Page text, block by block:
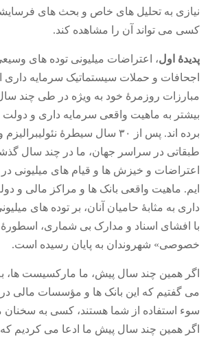
نیازی به تحلیل های خاص و بحث های
کسی می تواند آن را مشاهده کند.
پدیدۀ اول، اعتراضات میلیونی توده های
اجحافات و حملات سیستماتیک سرمایه
مبارزات روزمرۀ خود به ویژه در طی چند
بیشتر به ماهیت واقعی سرمایه داری و
برده اند.
پس از ۳۰ سال سیطرۀ
طبقاتی در سراسر جهان، ما در چند سال
اعتراضات و خیزش ها و قیام های میلیونی
ایم. ماهیت واقعی بانک ها و مراکز مالی و
داری به مثابۀ حامیان آنان، بر توده های
با افشای اسناد و مدارک بی شماری،
خصوصی» شهروندان به پایان رسیده است.
اگر همین چند سال پیش، ما مارکسیست ها،
می گفتیم که این بانک ها و مؤسسات مالی در
سوء استفاده از شما هستند، کسی به سخنان
اگر همین چند سال پیش ما ادعا می کردیم